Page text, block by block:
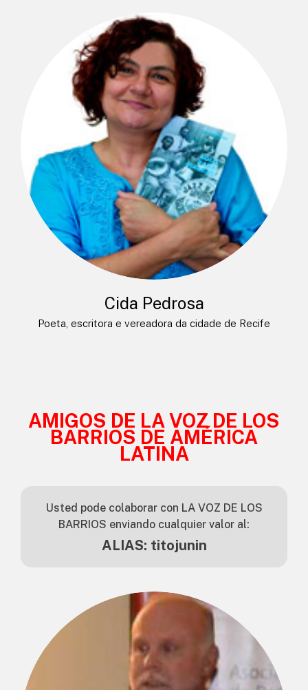
Cida Pedrosa
Poeta, escritora e vereadora da cidade de Recife
AMIGOS DE LA VOZ DE LOS
BARRIOS DE AMÉRICA
LATINA
Usted pode colaborar con LA VOZ DE LOS
BARRIOS enviando cualquier valor al:
ALIAS: titojunin